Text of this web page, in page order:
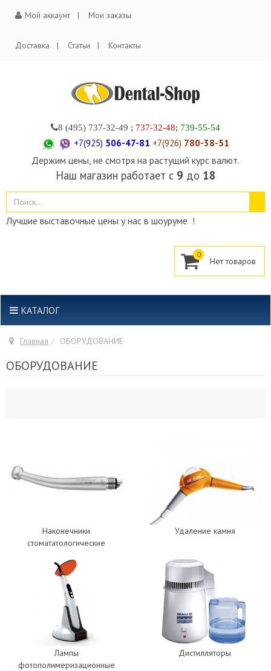
Мой аккаунт Мои заказы
Доставка Статьи Контакты
8 (495) 737-32-49 ; 737-32-48; 739-55-54
+7(925) 506-47-81 +7(926) 780-38-51
Держим цены, не смотря на растущий курс валют.
Наш магазин работает с 9 до 18
Лучшие выставочные цены у нас в шоуруме !
0
КАТАЛОГ
Главная ОБОРУДОВАНИЕ
ОБОРУДОВАНИЕ
Наконечники
стомататологические
Удаление камня
Лампы
фотополимеризационные
Дистилляторы